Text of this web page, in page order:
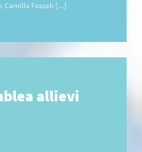
Camilla Fossati [...]
allievi